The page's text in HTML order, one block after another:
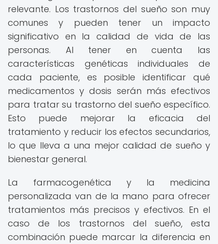
relevante. Los trastornos del sueño son muy
comunes y pueden tener un impacto
significativo en la calidad de vida de las
personas. Al tener en cuenta las
características genéticas individuales de
cada paciente, es posible identificar qué
medicamentos y dosis serán más efectivos
para tratar su trastorno del sueño específico.
Esto puede mejorar la eficacia del
tratamiento y reducir los efectos secundarios,
lo que lleva a una mejor calidad de sueño y
bienestar general.
La farmacogenética y la medicina
personalizada van de la mano para ofrecer
tratamientos más precisos y efectivos. En el
caso de los trastornos del sueño, esta
combinación puede marcar la diferencia en